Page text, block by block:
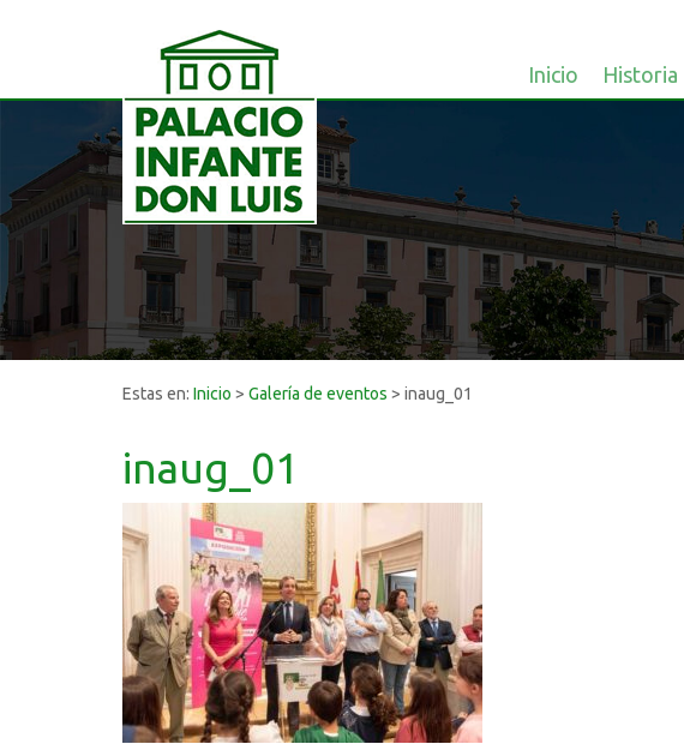
Inicio Historia
Estas en: Inicio > Galería de eventos > inaug_01
inaug_01